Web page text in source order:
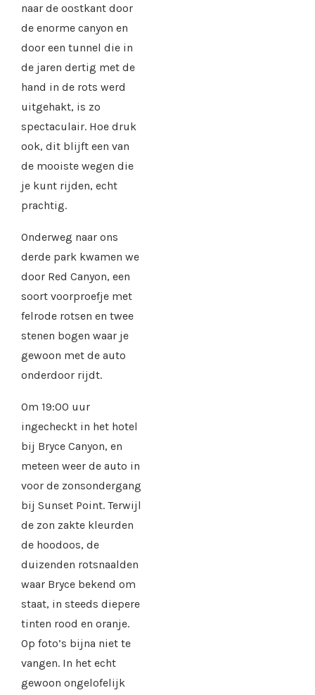
naar de oostkant door
de enorme canyon en
door een tunnel die in
de jaren dertig met de
hand in de rots werd
uitgehakt, is zo
spectaculair. Hoe druk
ook, dit blijft een van
de mooiste wegen die
je kunt rijden, echt
prachtig.
Onderweg naar ons
derde park kwamen we
door Red Canyon, een
soort voorproefje met
felrode rotsen en twee
stenen bogen waar je
gewoon met de auto
onderdoor rijdt.
Om 19:00 uur
ingecheckt in het hotel
bij Bryce Canyon, en
meteen weer de auto in
voor de zonsondergang
bij Sunset Point. Terwijl
de zon zakte kleurden
de hoodoos, de
duizenden rotsnaalden
waar Bryce bekend om
staat, in steeds diepere
tinten rood en oranje.
Op foto’s bijna niet te
vangen. In het echt
gewoon ongelofelijk